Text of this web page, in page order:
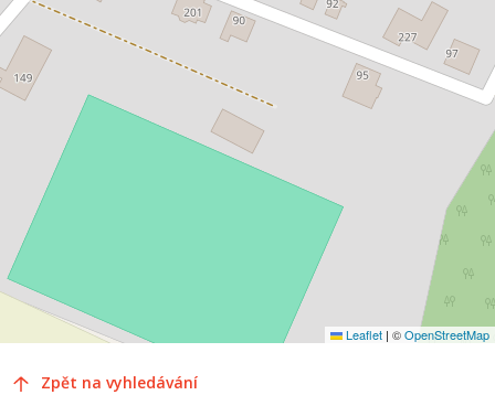
Leaflet | ©OpenStreetMap
Zpět na vyhledávání